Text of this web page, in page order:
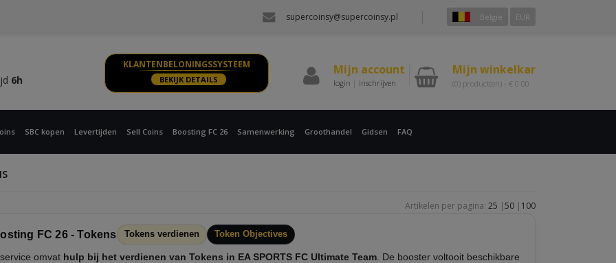
supercoinsy@supercoinsy.pl België EUR
6h
KLANTENBELONINGSSYSTEEM
BEKIJK DETAILS
Mijn account
login | inschrijven
Mijn winkelkar
(0) product(en) - € 0.00
SBC kopen Levertijden Sell Coins Boosting FC 26 Samenwerking Groothandel Gidsen FAQ
Artikelen per pagina: 25 |50 | 100
FC 26 - Tokens Tokens verdienen Token Objectives
omvat hulp bij het verdienen van Tokens in EA SPORTS FC Ultimate Team . De booster voltooit beschikbare